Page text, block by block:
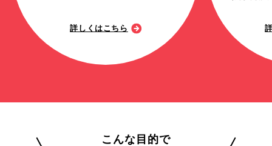
詳しくはこちら
こんな目的で